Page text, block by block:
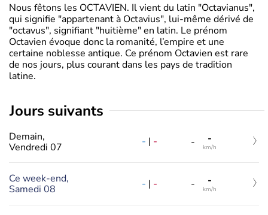
Nous fêtons les OCTAVIEN. Il vient du latin "Octavianus",
qui signifie "appartenant à Octavius", lui-même dérivé de
"octavus", signifiant "huitième" en latin. Le prénom
Octavien évoque donc la romanité, l’empire et une
certaine noblesse antique. Ce prénom Octavien est rare
de nos jours, plus courant dans les pays de tradition
latine.
jours suivants
Demain,
Vendredi 07
- | - - -
km/h
Ce week-end,
Samedi 08
- | - - -
km/h